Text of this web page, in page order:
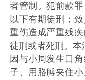
者管制。犯前款
以下有期徒刑；
重伤造成严重残
徒刑或者死刑。本
因与小周发生口
子、用胳膊夹住